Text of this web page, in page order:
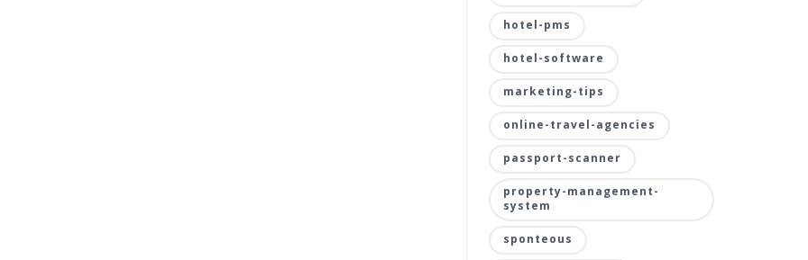
hotel-pms
hotel-software
marketing-tips
online-travel-agencies
passport-scanner
property-management-
system
sponteous